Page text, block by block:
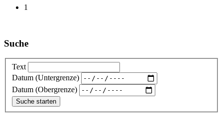
1
Suche
Text
Datum (Untergrenze)
Datum (Obergrenze)